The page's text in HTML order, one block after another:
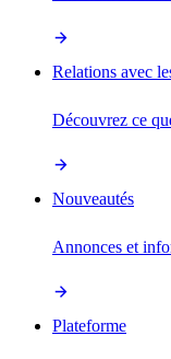
Relations avec
Découvrez ce
Nouveautés
Annonces et
Plateforme